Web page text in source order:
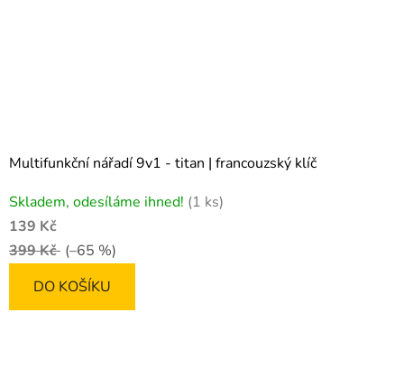
Multifunkční nářadí 9v1 - titan | francouzský klíč
Skladem, odesíláme ihned! (1 ks)
139 Kč
399 Kč (–65 %)
DO KOŠÍKU